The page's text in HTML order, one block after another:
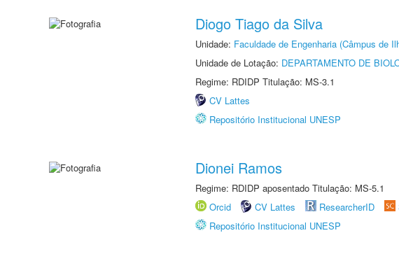
Diogo Tiago da Silva
Unidade: Faculdade de Engenharia (Câmpus de
Unidade de Lotação: DEPARTAMENTO DE
Regime: RDIDP Titulação: MS-3.1
CV Lattes
Repositório Institucional UNESP
Dionei Ramos
Regime: RDIDP aposentado Titulação: MS-5.1
Orcid
CV Lattes ResearcherID
Repositório Institucional UNESP